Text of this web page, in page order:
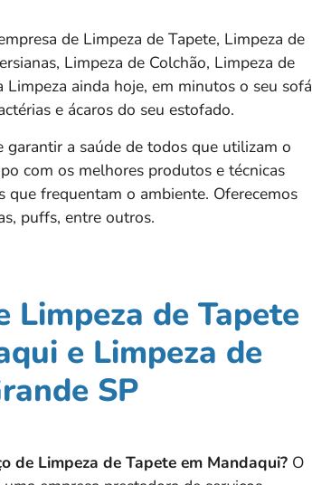
de Limpeza de Tapete, Limpeza de
Limpeza de Colchão, Limpeza de
ainda hoje, em minutos o seu sofá
e ácaros do seu estofado.
a saúde de todos que utilizam o
com os melhores produtos e técnicas
que frequentam o ambiente. Oferecemos
puffs, entre outros.
Limpeza de Tapete
e Limpeza de
SP
de Limpeza de Tapete em Mandaqui? O